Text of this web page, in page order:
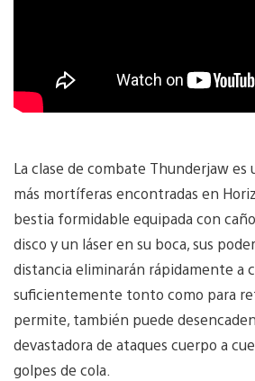
La clase de combate Thunderjaw es
más mortíferas encontradas en
bestia formidable equipada con
disco y un láser en su boca, sus
distancia eliminarán rápidamente a
suficientemente tonto como para
permite, también puede
devastadora de ataques cuerpo a
golpes de cola.